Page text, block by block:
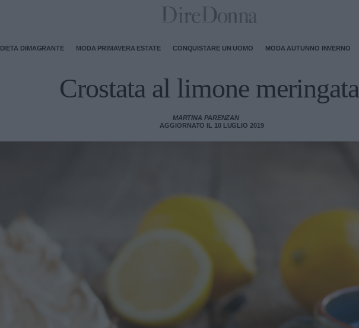
DIETA DIMAGRANTE MODA PRIMAVERA ESTATE CONQUISTARE UN UOMO MODA AUTUNNO INVERNO
Crostata al limone meringata
MARTINA PARENZAN
AGGIORNATO IL 10 LUGLIO 2019